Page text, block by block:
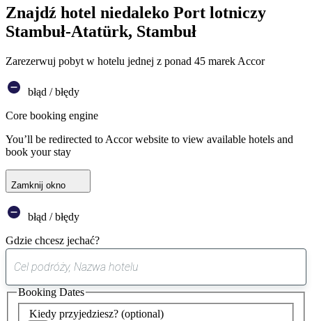
Znajdź hotel niedaleko Port lotniczy
Stambuł-Atatürk, Stambuł
Zarezerwuj pobyt w hotelu jednej z ponad 45 marek Accor
błąd / błędy
Core booking engine
You’ll be redirected to Accor website to view available hotels and
book your stay
Zamknij okno
błąd / błędy
Gdzie chcesz jechać?
sugestia
została
znaleziona
Kiedy przyjedziesz? (optional)
Booking Dates